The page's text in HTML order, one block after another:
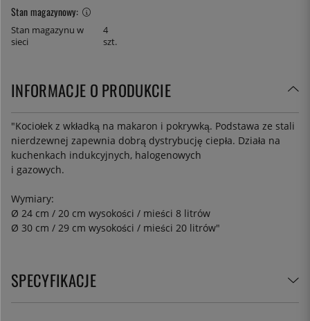
Stan magazynowy:
Stan magazynu w
sieci
4
szt.
INFORMACJE O PRODUKCIE
"Kociołek z wkładką na makaron i pokrywką. Podstawa ze stali
nierdzewnej zapewnia dobrą dystrybucję ciepła. Działa na
kuchenkach indukcyjnych, halogenowych
i gazowych.
Wymiary:
Ø 24 cm / 20 cm wysokości / mieści 8 litrów
Ø 30 cm / 29 cm wysokości / mieści 20 litrów"
SPECYFIKACJE